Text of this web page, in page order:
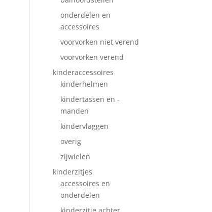
onderdelen en
accessoires
voorvorken niet verend
voorvorken verend
kinderaccessoires
kinderhelmen
kindertassen en -
manden
kindervlaggen
overig
zijwielen
kinderzitjes
accessoires en
onderdelen